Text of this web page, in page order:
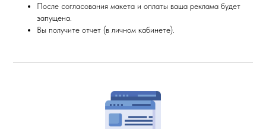
После согласования макета и оплаты ваша реклама будет
запущена.
Вы получите отчет (в личном кабинете).